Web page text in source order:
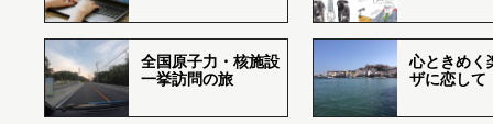
全国原子力・核施設
一挙訪問の旅
心ときめく
ザに恋して